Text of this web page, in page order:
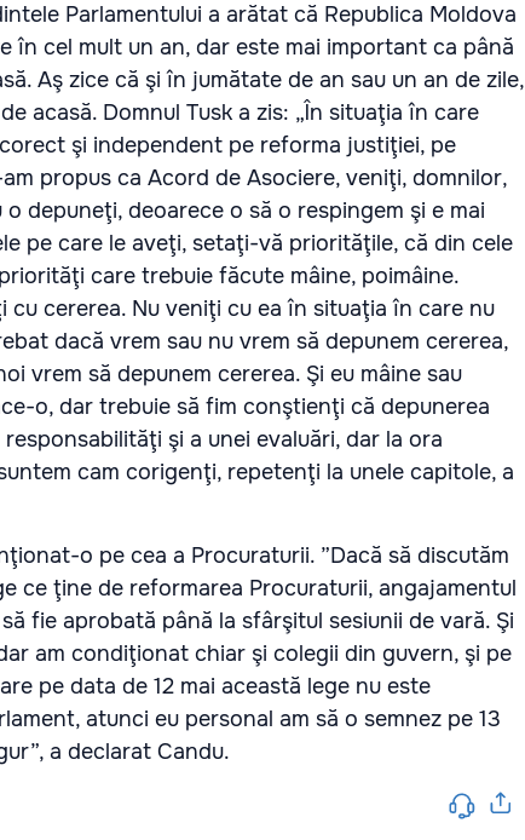
Parlamentului a arătat că Republica Moldova
în cel mult un an, dar este mai important ca până
Aş zice că şi în jumătate de an sau un an de zile,
acasă. Domnul Tusk a zis: „În situaţia în care
şi independent pe reforma justiţiei, pe
propus ca Acord de Asociere, veniţi, domnilor,
depuneţi, deoarece o să o respingem şi e mai
pe care le aveţi, setaţi-vă priorităţile, că din cele
care trebuie făcute mâine, poimâine.
cu cererea. Nu veniţi cu ea în situaţia în care nu
dacă vrem sau nu vrem să depunem cererea,
vrem să depunem cererea. Şi eu mâine sau
o, dar trebuie să fim conştienţi că depunerea
şi a unei evaluări, dar la ora
cam corigenţi, repetenţi la unele capitole, a
o pe cea a Procuraturii. ”Dacă să discutăm
ce ţine de reformarea Procuraturii, angajamentul
fie aprobată până la sfârşitul sesiunii de vară. Şi
am condiţionat chiar şi colegii din guvern, şi pe
pe data de 12 mai această lege nu este
atunci eu personal am să o semnez pe 13
a declarat Candu.